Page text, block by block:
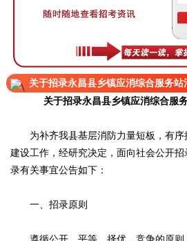
关于招录永昌县乡镇应消综合服务站
关于招录永昌县乡镇应消综合服
为补齐我县基层消防力量短板，有序
建设工作，经研究决定，面向社会公开
录有关事宜公告如下：
一、招录原则